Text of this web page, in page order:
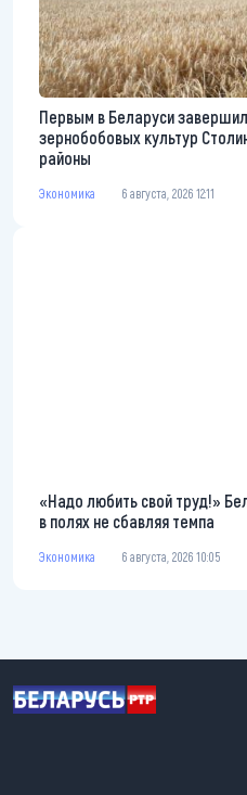
Первым в Беларуси
зернобобовых культур
районы
Экономика 6 августа, 2026 12:11
«Надо любить свой труд!»
в полях не сбавляя темпа
Экономика 6 августа, 2026 10:05